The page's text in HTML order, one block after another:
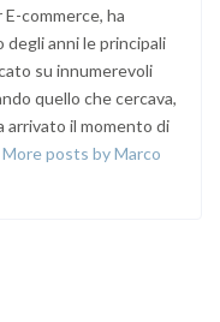
E-commerce, ha
anni le principali
su innumerevoli
quello che cercava,
arrivato il momento di
More posts by Marco